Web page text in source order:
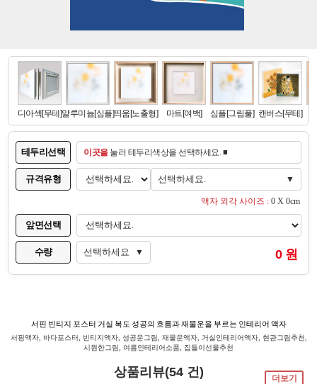
테두리선택 이곳을눌러 테두리색상을 선택하세요. ■
규격유형 선택하세요. ▼
액자 외각 사이즈 : 0 X 0cm
앞면선택
수량 선택하세요 ▼ 0 원
서핀 빈티지 포스터 거실 복도 성공의 흐름과 재물운을 부르는 인테리어 액자
서핑액자, 바다포스터, 빈티지액자, 성공운그림, 재물운액자, 거실인테리어액자, 현관그림추천,
시원한그림, 여름인테리어소품, 집들이선물추천
상품리뷰(54 건) 더보기